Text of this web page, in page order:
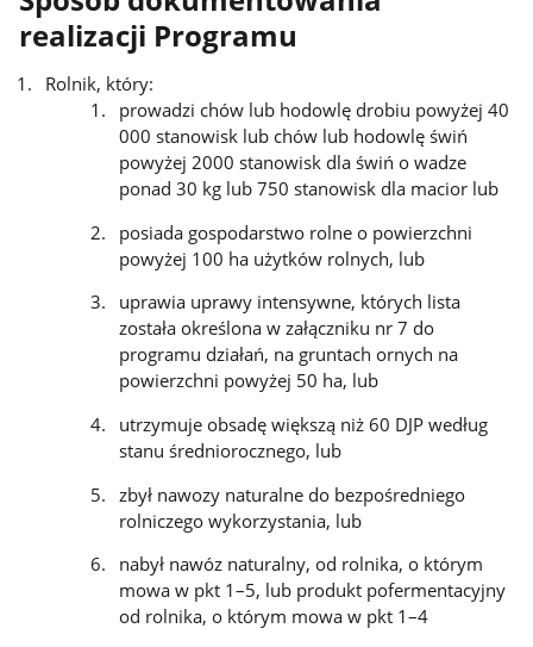
realizacji Programu
Rolnik, który:
prowadzi chów lub hodowlę drobiu powyżej 40
000 stanowisk lub chów lub hodowlę świń
powyżej 2000 stanowisk dla świń o wadze
ponad 30 kg lub 750 stanowisk dla macior lub
posiada gospodarstwo rolne o powierzchni
powyżej 100 ha użytków rolnych, lub
uprawia uprawy intensywne, których lista
została określona w załączniku nr 7 do
programu działań, na gruntach ornych na
powierzchni powyżej 50 ha, lub
utrzymuje obsadę większą niż 60 DJP według
stanu średniorocznego, lub
zbył nawozy naturalne do bezpośredniego
rolniczego wykorzystania, lub
nabył nawóz naturalny, od rolnika, o którym
mowa w pkt 1–5, lub produkt pofermentacyjny
od rolnika, o którym mowa w pkt 1–4